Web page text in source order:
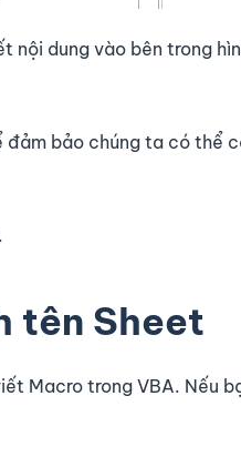
nội dung vào bên trong
bảo chúng ta có thể
tên Sheet
Macro trong VBA. Nếu